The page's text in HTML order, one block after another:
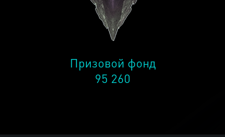
Призовой фонд
95 260